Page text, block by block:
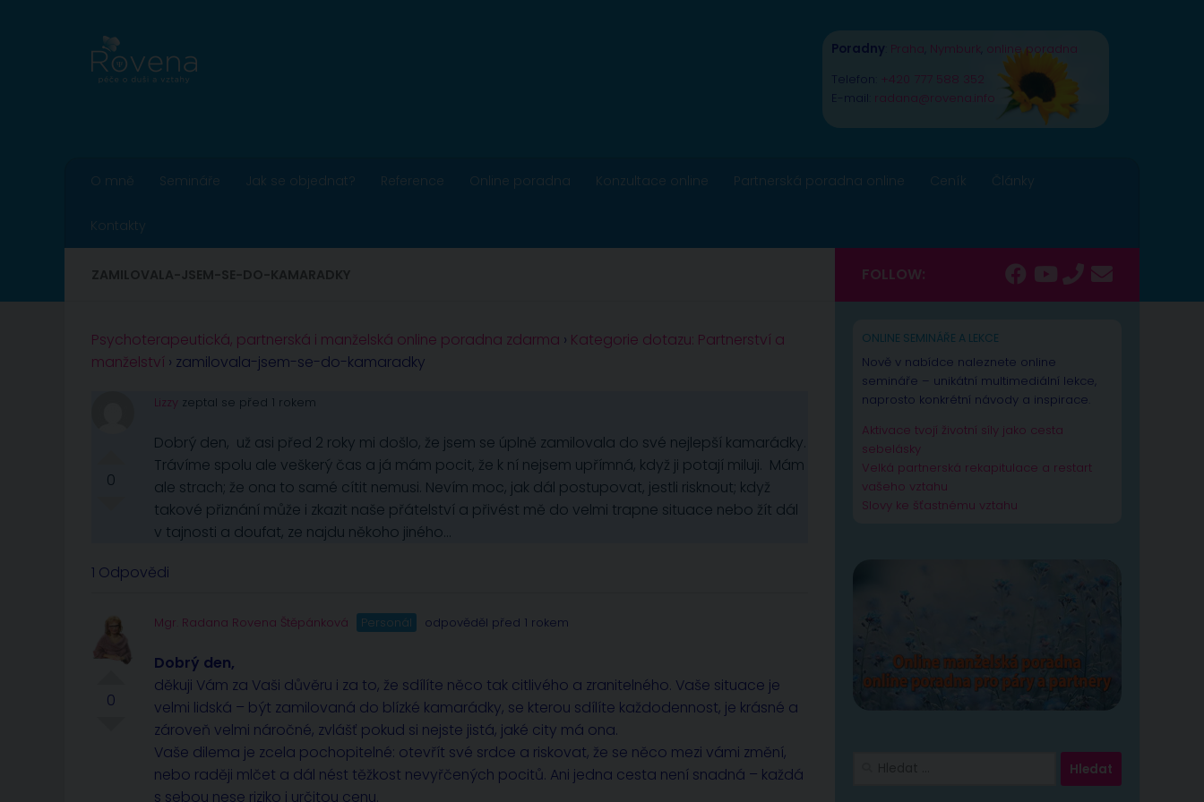
Poradny Praha Nymburk online poradna
Telefon: +420 777 588 352
E-mail: radana@rovena.info
O mně Semináře Jak se objednat? Reference Online poradna Konzultace online Partnerská poradna online Ceník Články
Kontakty
Psychoterapeutická, partnerská i manželská online poradna zdarma › Kategorie dotazu: Partnerství a
manželství › zamilovala-jsem-se-do-kamaradky
0
Lizzy zeptal se před 1 rokem
Dobrý den, už asi před 2 roky mi došlo, že jsem se úplně zamilovala do své nejlepší kamarádky.
Trávíme spolu ale veškerý čas a já mám pocit, že k ní nejsem upřímná, když ji potají miluji. Mám
ale strach; že ona to samé cítit nemusi. Nevím moc, jak dál postupovat, jestli risknout; když
takové přiznání může i zkazit naše přátelství a přivést mě do velmi trapne situace nebo žít dál
v tajnosti a doufat, ze najdu někoho jiného…
1 Odpovědi
0
Mgr. Radana Rovena Štěpánková Personál odpověděl před 1 rokem
Dobrý den,
děkuji Vám za Vaši důvěru i za to, že sdílíte něco tak citlivého a zranitelného. Vaše situace je
velmi lidská – být zamilovaná do blízké kamarádky, se kterou sdílíte každodennost, je krásné a
zároveň velmi náročné, zvlášť pokud si nejste jistá, jaké city má ona.
Vaše dilema je zcela pochopitelné: otevřít své srdce a riskovat, že se něco mezi vámi změní,
nebo raději mlčet a dál nést těžkost nevyřčených pocitů. Ani jedna cesta není snadná – každá
s sebou nese riziko i určitou cenu.
FOLLOW:
ONLINE SEMINÁŘE A LEKCE
Nově v nabídce naleznete online
semináře – unikátní multimediální lekce,
naprosto konkrétní návody a inspirace.
Aktivace tvojí životní síly jako cesta
sebelásky
Velká partnerská rekapitulace a restart
vašeho vztahu
Slovy ke šťastnému vztahu